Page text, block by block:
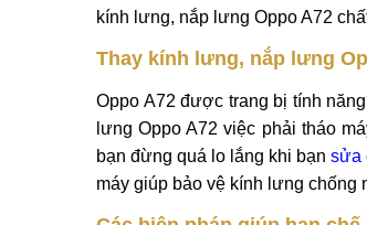
Thói quen sử dụng của
Để máy trong túi xách, balo
Lớp kính lưng chịu phải lực
Để khắc phục triệt để tình trạng
và sử dụng các biện pháp bảo
kính lưng, nắp lưng Oppo A72